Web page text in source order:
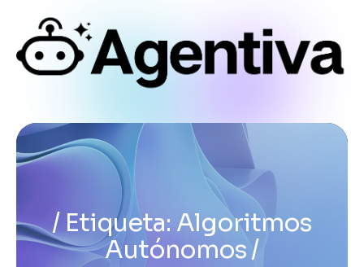
Etiqueta: Algoritmos
Autónomos